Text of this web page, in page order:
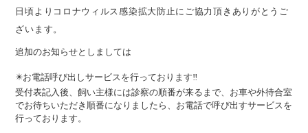
日頃よりコロナウィルス感染拡大防止にご協力頂きありがとうご
ざいます。
追加のお知らせとしましては
✴️お電話呼び出しサービスを行っております‼️
受付表記入後、飼い主様には診察の順番が来るまで、お車や外待合室
でお待ちいただき順番になりましたら、お電話で呼び出すサービスを
行っております。